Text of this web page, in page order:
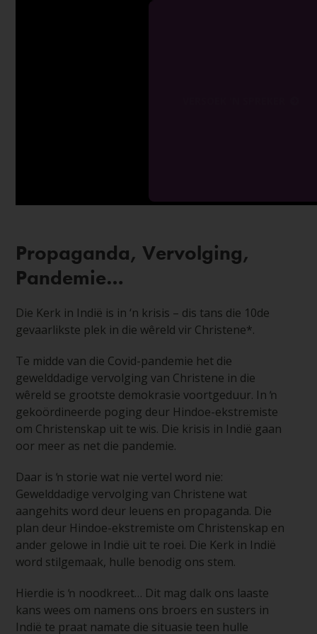
Propaganda, Vervolging,
Pandemie…
Die Kerk in Indië is in ‘n krisis – dis tans die 10de
gevaarlikste plek in die wêreld vir Christene*.
Te midde van die Covid-pandemie het die
gewelddadige vervolging van Christene in die
wêreld se grootste demokrasie voortgeduur. In ŉ
gekoördineerde poging deur Hindoe-ekstremiste
om Christenskap uit te wis. Die krisis in Indië gaan
oor meer as net die pandemie.
Daar is ŉ storie wat nie vertel word nie:
Gewelddadige vervolging van Christene wat
aangehits word deur leuens en propaganda. Die
plan deur Hindoe-ekstremiste om Christenskap en
ander gelowe in Indië uit te roei. Die Kerk in Indië
word stilgemaak, hulle benodig ons stem.
Hierdie is ŉ noodkreet… Dit mag dalk ons laaste
kans wees om namens ons broers en susters in
Indië te praat namate die situasie teen hulle